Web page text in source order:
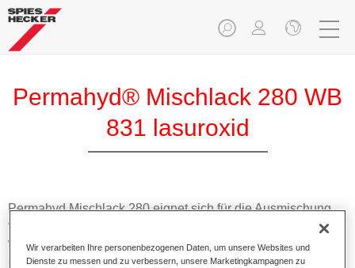
Permahyd® Mischlack 280 WB
831 lasuroxid
Permahyd Mischlack 280 eignet sich für die Ausmischung
von Permahyd Perlmutt Basislack 285, einem hochwertigen
wasserverdünnbaren Basislacksystem. Es basiert auf einer
speziellen PU-Dispersionstechnologie für Uni- und
Wir verarbeiten Ihre personenbezogenen Daten, um unsere Websites und
Dienste zu messen und zu verbessern, unsere Marketingkampagnen zu